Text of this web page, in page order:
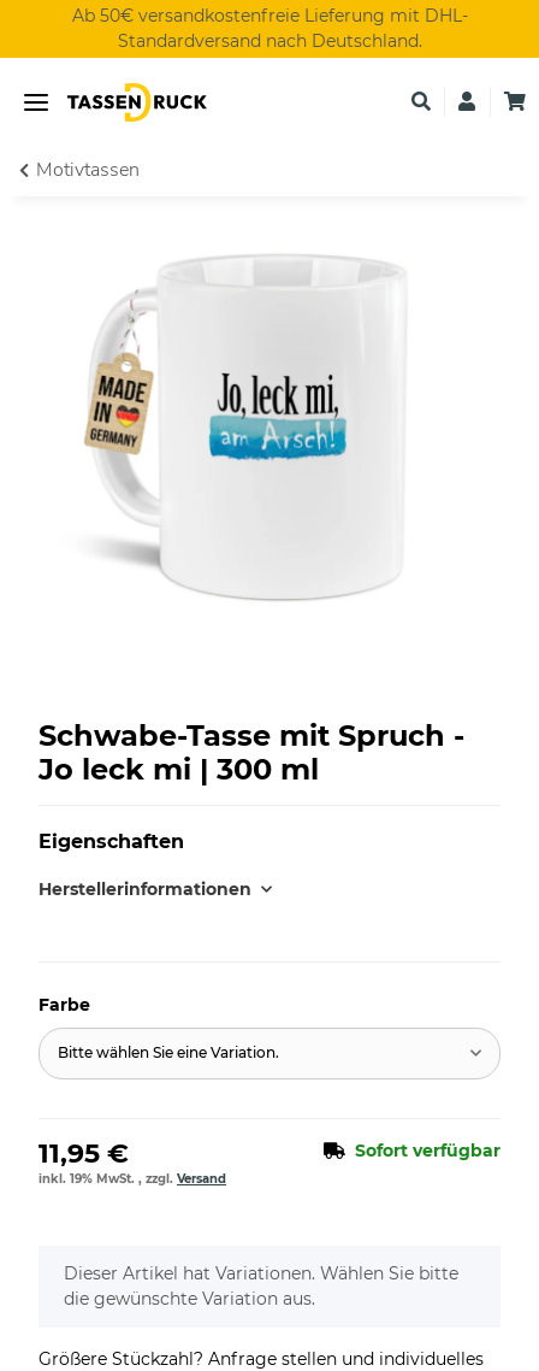
Ab 50€ versandkostenfreie Lieferung mit DHL-
Standardversand nach Deutschland.
Motivtassen
Schwabe-Tasse mit Spruch -
Jo leck mi | 300 ml
Eigenschaften
Herstellerinformationen
Farbe
Bitte wählen Sie eine Variation.
11,95 € Sofort verfügbar
inkl. 19% MwSt. , zzgl. Versand
x
Dieser Artikel hat Variationen. Wählen Sie bitte
die gewünschte Variation aus.
Größere Stückzahl? Anfrage stellen und individuelles